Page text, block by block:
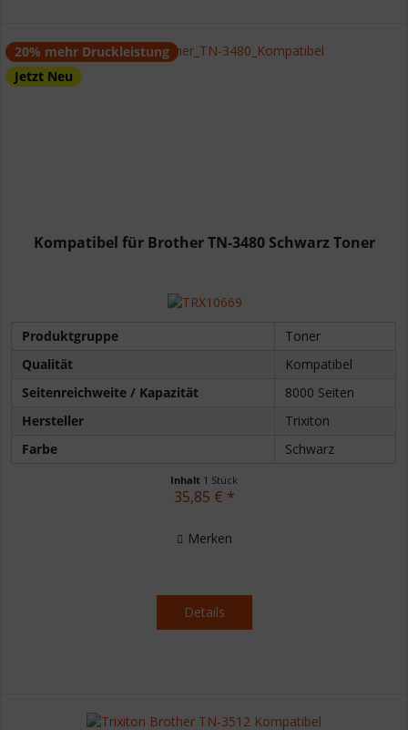
20% mehr Druckleistung
Jetzt Neu
Kompatibel für Brother TN-3480 Schwarz Toner
Produktgruppe
Toner
Qualität
Kompatibel
Seitenreichweite / Kapazität
8000 Seiten
Hersteller
Trixiton
Farbe
Schwarz
Inhalt 1 Stück
35,85 € *
Merken
Details